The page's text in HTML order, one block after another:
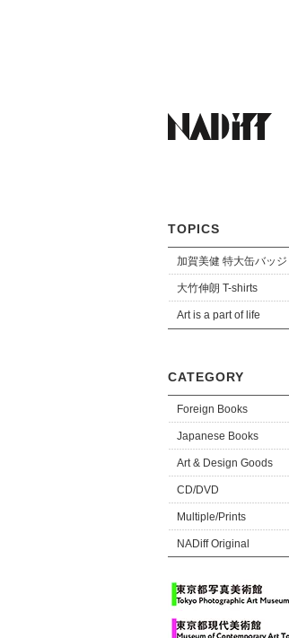
TOPICS
加賀美健 特大缶バッジ
大竹伸朗 T-shirts
Art is a part of life
CATEGORY
Foreign Books
Japanese Books
Art & Design Goods
CD/DVD
Multiple/Prints
NADiff Original